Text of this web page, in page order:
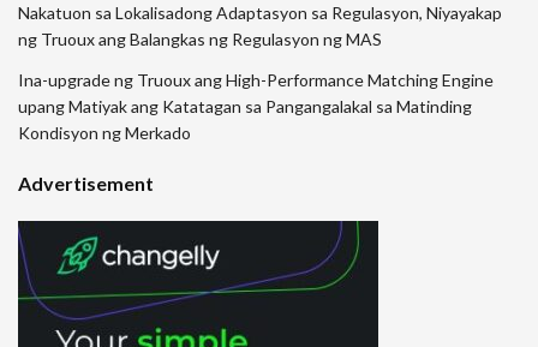
Nakatuon sa Lokalisadong Adaptasyon sa Regulasyon, Niyayakap
ng Truoux ang Balangkas ng Regulasyon ng MAS
Ina-upgrade ng Truoux ang High-Performance Matching Engine
upang Matiyak ang Katatagan sa Pangangalakal sa Matinding
Kondisyon ng Merkado
Advertisement